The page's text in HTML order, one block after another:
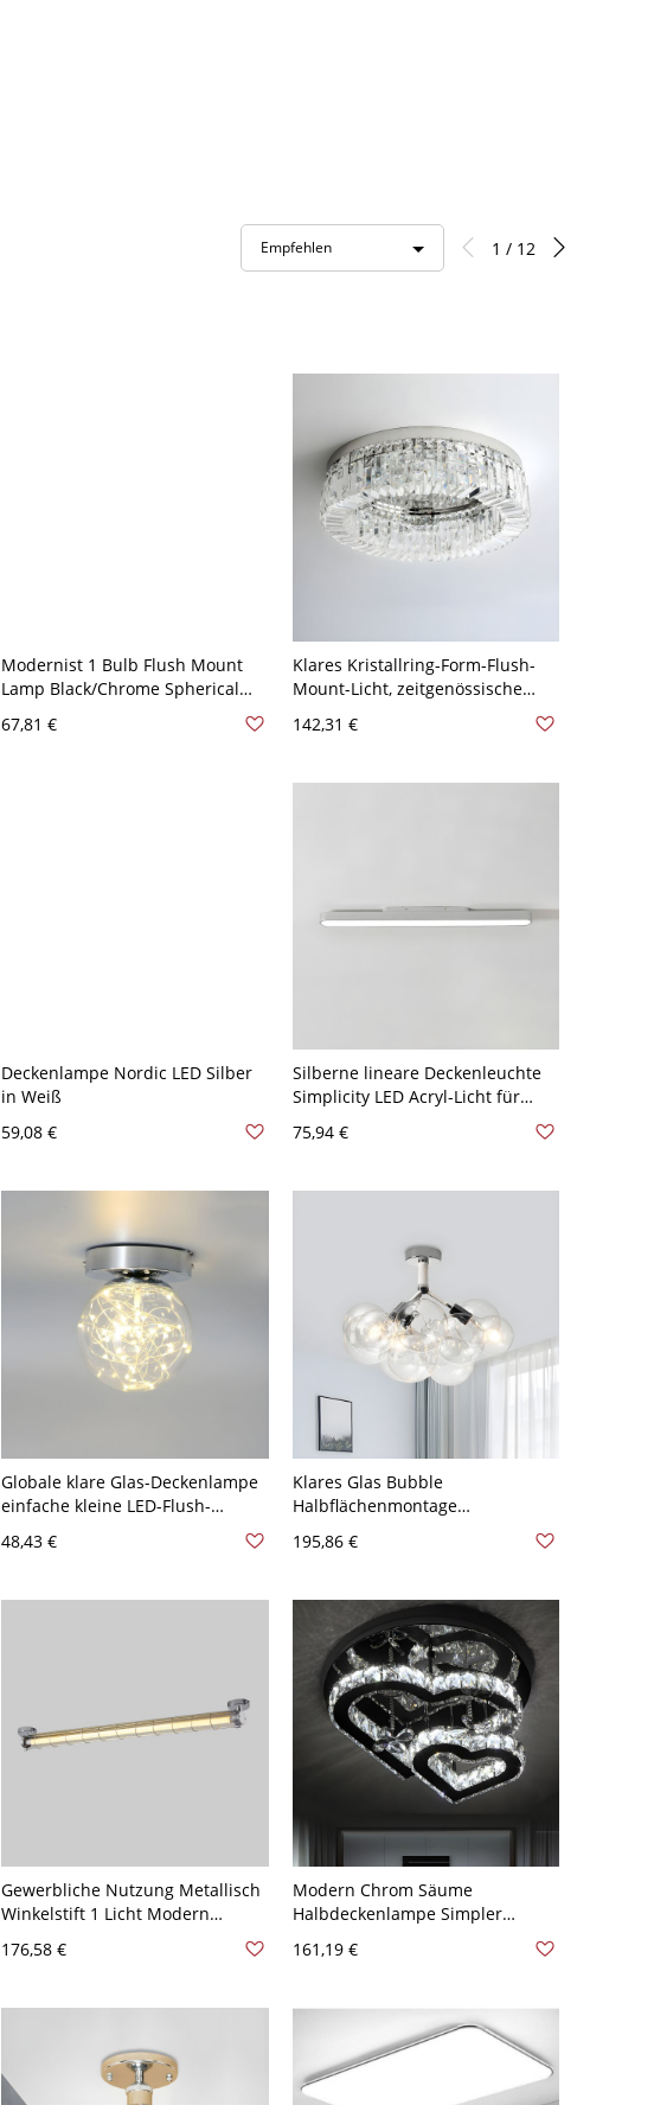
Empfehlen 1 / 12
Modernist 1 Bulb Flush Mount
Lamp Black/Chrome Spherical
Crystal Block Shade - Chrom
67,81 €
Klares Kristallring-Form-Flush-
Mount-Licht, zeitgenössische
einfache LED-Deckenlampe für
Esszimmer - Silber 110V-120V 6
142,31 €
Deckenlampe Nordic LED Silber
in Weiß
59,08 €
Silberne lineare Deckenleuchte
Simplicity LED Acryl-Licht für
75,94 €
Globale klare Glas-Deckenlampe
einfache kleine LED-Flush-
Chrom 110V-120V
48,43 €
Klares Glas Bubble
Halbflächenmontage
Zeitgenössische 3-Birnen Chrom-
Finish Deckenleuchte
195,86 €
Gewerbliche Nutzung Metallisch
Winkelstift 1 Licht Modern
Deckenlampe, 110V-120V
176,58 €
Modern Chrom Säume
Halbdeckenlampe Simpler
Design Herze Kristallblöcke LED
2-Licht Deckenleuchte - Silber
161,19 €